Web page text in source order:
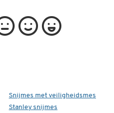
Snijmes met veiligheidsmes
Stanley snijmes